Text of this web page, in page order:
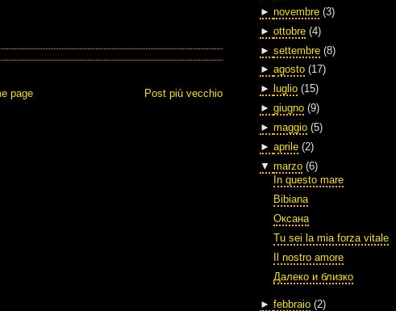
Post più vecchio
page
► novembre (3)
► ottobre (4)
► settembre (8)
► agosto (17)
►
luglio (15)
► giugno (9)
► maggio (5)
► aprile (2)
▼ marzo (6)
In questo mare
Bibiana
Оксана
Tu sei la mia forza vitale
Il nostro amore
Далеко и близко
► febbraio (2)